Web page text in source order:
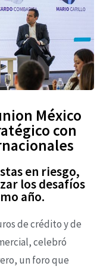
México
con
en riesgo,
los desafíos
año.
de crédito y de
celebró
un foro que